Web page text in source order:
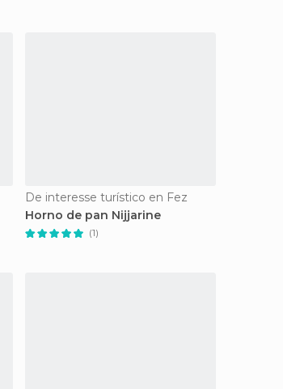
De interesse turístico en Fez
Horno de pan Nijjarine
(1)